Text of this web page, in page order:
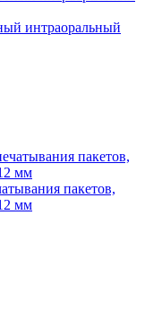
интраоральный
пакетов,
мм